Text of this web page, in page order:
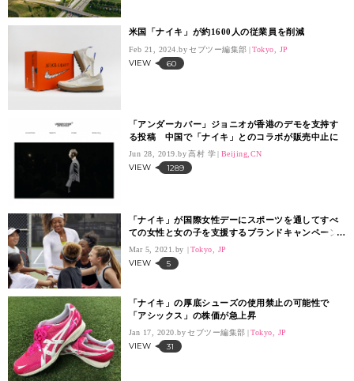
米国「ナイキ」が約1600人の従業員を削減
Feb 21, 2024. セブツー編集部 Tokyo, JP
VIEW 60
「アンダーカバー」ジョニオが香港のデモを支持す
る投稿 中国で「ナイキ」とのコラボが販売中止に
Jun 28, 2019. 高村 学 Beijing,CN
VIEW 1289
「ナイキ」が国際女性デーにスポーツを通してすべ
ての女性と女の子を支援するブランドキャンペーン
を発表
Mar 5, 2021. Tokyo, JP
VIEW 5
「ナイキ」の厚底シューズの使用禁止の可能性で
「アシックス」の株価が急上昇
Jan 17, 2020. セブツー編集部 Tokyo, JP
VIEW 31